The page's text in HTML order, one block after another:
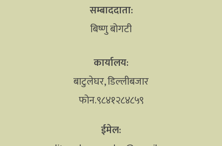
सम्बाददाता:
बिष्णु बोगटी
कार्यालय:
बाटुलेघर, डिल्लीबजार
फोन.९८४१२८४८५९
ईमेल: